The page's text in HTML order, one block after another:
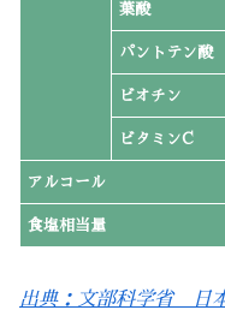
葉酸
パントテン酸
ビオチン
ビタミンC
アルコール
食塩相当量
出典：文部科学省 日